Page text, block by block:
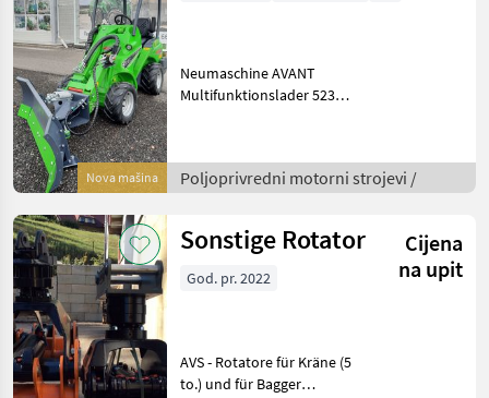
Nova mašina
Neumaschine AVANT
Multifunktionslader 523
Teleskophubarm -
Traktionskontrolle -
Poljoprivredni motorni strojevi /
Sonstige Rotator
Cijena
na upit
God. pr. 2022
AVS - Rotatore für Kräne (5
to.) und für Bagger